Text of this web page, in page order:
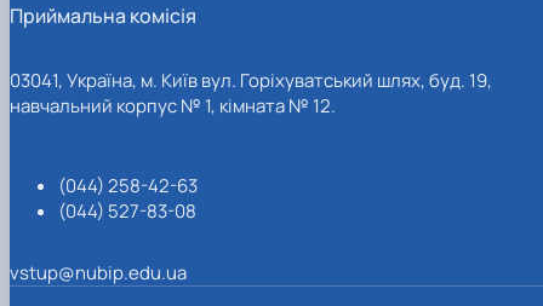
Приймальна комісія
03041, Україна, м. Київ вул. Горіхуватський шлях, буд. 19,
навчальний корпус № 1, кімната № 12.
(044) 258-42-63
(044) 527-83-08
vstup@nubip.edu.ua